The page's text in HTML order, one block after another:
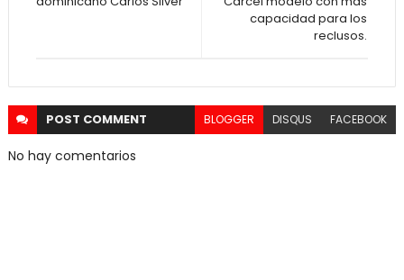
capacidad para los
reclusos.
POST COMMENT BLOGGER DISQUS FACEBOOK
No hay comentarios